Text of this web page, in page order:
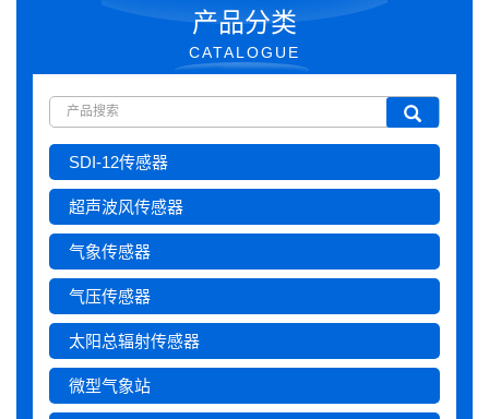
产品分类
CATALOGUE
SDI-12传感器
超声波风传感器
气象传感器
气压传感器
太阳总辐射传感器
微型气象站